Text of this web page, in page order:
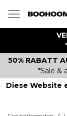
50% RABATT
*Sale &
Diese Website